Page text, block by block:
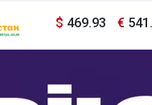
$ 469.93 €